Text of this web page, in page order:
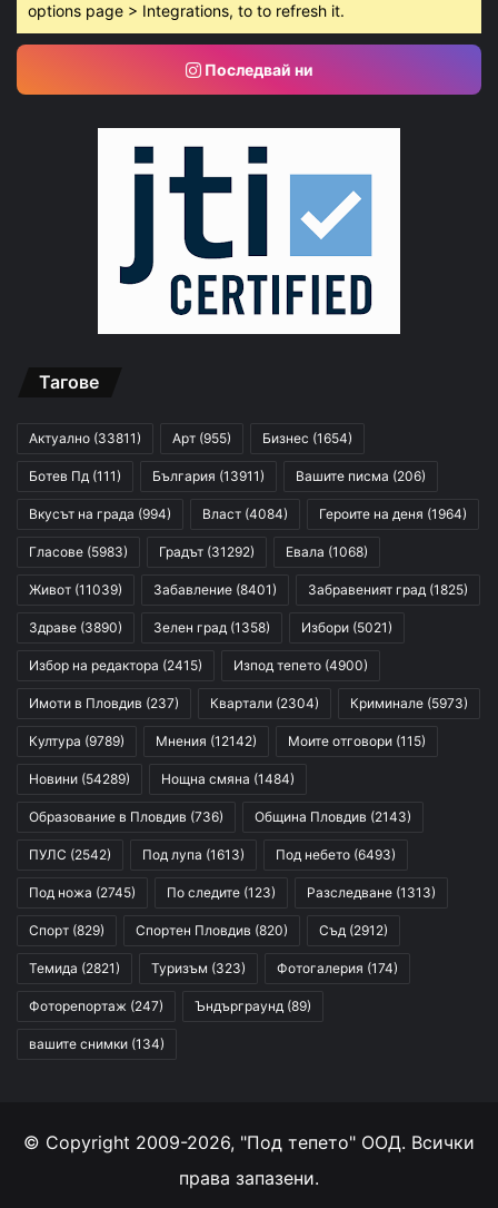
options page > Integrations, to to refresh it.
Последвай ни
Тагове
Актуално (33811) Арт (955) Бизнес (1654)
Ботев Пд (111) България (13911) Вашите писма (206)
Вкусът на града (994) Власт (4084) Героите на деня (1964)
Гласове (5983) Градът (31292) Евала (1068)
Живот (11039) Забавление (8401) Забравеният град (1825)
Здраве (3890) Зелен град (1358) Избори (5021)
Избор на редактора (2415) Изпод тепето (4900)
Имоти в Пловдив (237) Квартали (2304) Криминале (5973)
Култура (9789) Мнения (12142) Моите отговори (115)
Новини (54289) Нощна смяна (1484)
Образование в Пловдив (736) Община Пловдив (2143)
ПУЛС (2542) Под лупа (1613) Под небето (6493)
Под ножа (2745) По следите (123) Разследване (1313)
Спорт (829) Спортен Пловдив (820) Съд (2912)
Темида (2821) Туризъм (323) Фотогалерия (174)
Фоторепортаж (247) Ъндърграунд (89)
вашите снимки (134)
© Copyright 2009-2026, "Под тепето" ООД. Всички
права запазени.